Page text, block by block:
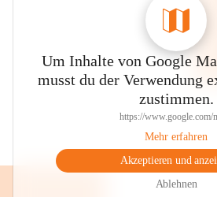
Um Inhalte von Google
musst du der Verwendung
zustimmen.
https://www.google.com/
Mehr erfahren
Akzeptieren und
Ablehnen